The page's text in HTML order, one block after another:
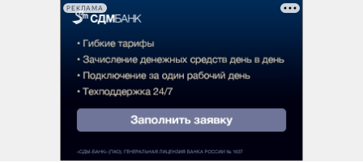
РЕКЛАМА